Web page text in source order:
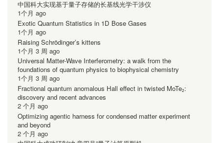
中国科大实现基于量子存储的长基线光学干涉仪
1个月 ago
Exotic Quantum Statistics in 1D Bose Gases
1个月 ago
Raising Schrödinger’s kittens
1个月 3 周 ago
Universal Matter-Wave Interferometry: a walk from the
foundations of quantum physics to biophysical chemistry
1个月 3 周 ago
Fractional quantum anomalous Hall effect in twisted MoTe₂:
discovery and recent advances
2 个月 ago
Optimizing agentic harness for condensed matter experiment
and beyond
2 个月 ago